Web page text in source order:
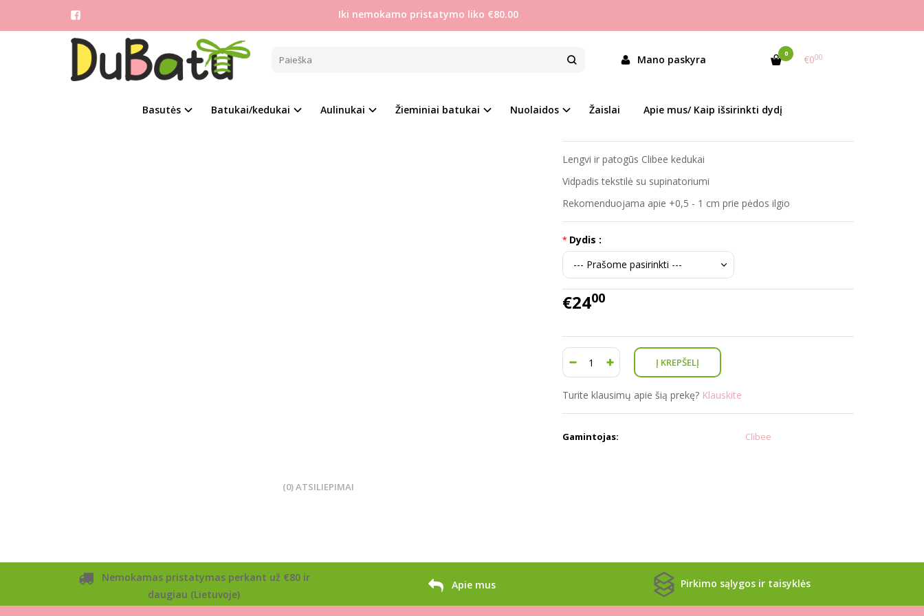
Iki nemokamo pristatymo liko €80.00
Mano paskyra 0 €000
Basutės Batukai/kedukai Aulinukai Žieminiai batukai Nuolaidos Žaislai Apie mus/ Kaip išsirinkti dydį
CLIBEE 31-36 STILINGI KEDUKAI
Naujiena
Į PALYGINIMĄ Į NORŲ SĄRAŠĄ
Prekės kodas:
LC1181 Blue/White
Lengvi ir patogūs Clibee kedukai
Vidpadis tekstilė su supinatoriumi
Rekomenduojama apie +0,5 - 1 cm prie pėdos ilgio
Dydis :
€2400
Turite klausimų apie šią prekę? Klauskite
Gamintojas: Clibee
(0) ATSILIEPIMAI
Nemokamas pristatymas perkant už €80 ir
daugiau (Lietuvoje)
Apie mus Pirkimo sąlygos ir taisyklės